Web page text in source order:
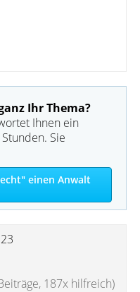
Ihr Thema?
Ihnen ein
Sie
einen Anwalt
187x hilfreich)